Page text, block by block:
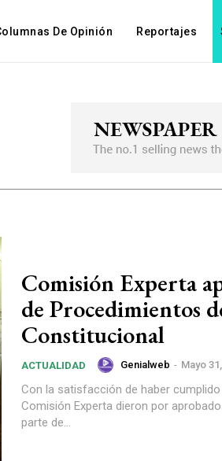
De Opinión Reportajes
Comisión Experta
de Procedimientos
Constitucional
ACTUALIDAD Genialweb - Mayo
Con la satisfacción de haber
Comisión Experta dieron por
parte de...